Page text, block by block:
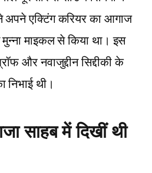
अपने एक्टिंग करियर का आगाज
माइकल से किया था। इस
और नवाजुद्दीन सिद्दीकी के
निभाई थी।
साहब में दिखीं थी